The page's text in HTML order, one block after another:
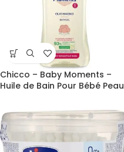
Chicco – Baby Moments –
Huile de Bain Pour Bébé Peau